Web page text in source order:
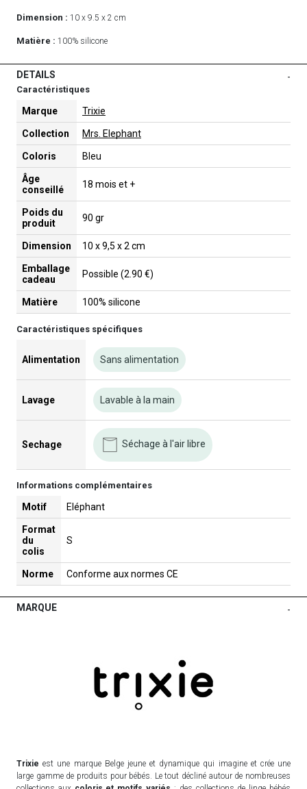
Dimension : 10 x 9.5 x 2 cm
Matière : 100% silicone
DETAILS -
Caractéristiques
Marque Trixie
Collection Mrs. Elephant
Coloris Bleu
Âge
conseillé
18 mois et +
Poids du
produit
90 gr
Dimension 10 x 9,5 x 2 cm
Emballage
cadeau
Possible (2.90 €)
Matière 100% silicone
Caractéristiques spécifiques
Alimentation Sans alimentation
Lavage Lavable à la main
Sechage Séchage à l'air libre
Informations complémentaires
Motif Eléphant
Format
du
colis
S
Norme Conforme aux normes CE
MARQUE -
Trixieest une marque Belge jeune et dynamique qui imagine et crée une
large gamme de produits pour bébés. Le tout décliné autour de nombreuses